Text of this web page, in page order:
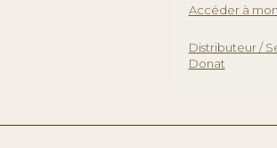
Accéder à
Distributeur /
Donat